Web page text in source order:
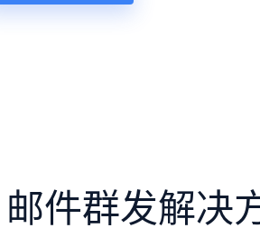
件群发解决